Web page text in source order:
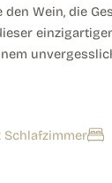
den Wein, die
Schlafzimmer